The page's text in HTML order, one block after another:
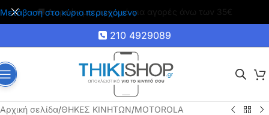
Μετάβαση στο κύριο περιεχόμενο
🚚 Δωρεάν μεταφορικά για αγορές άνω των 35€
210 4929089
Αρχική σελίδα/ΘΗΚΕΣ ΚΙΝΗΤΩΝ/MOTOROLA